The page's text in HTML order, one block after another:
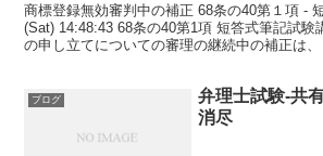
商標登録無効審判中の補正 68条の40第１項 -
(Sat) 14:48:43 68条の40第1項 短答式筆記試験
の申し立てについての審理の継続中の補正は
ブログ
弁理士試験-共
消尽